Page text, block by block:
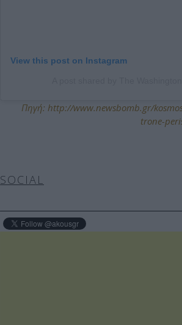
View this post on Instagram
Πηγή: http://www.newsbomb.gr/
trone-
SOCIAL